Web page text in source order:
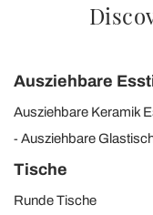
Ausziehbare
Ausziehbare Keramik
Ausziehbare
Tische
Runde Tische